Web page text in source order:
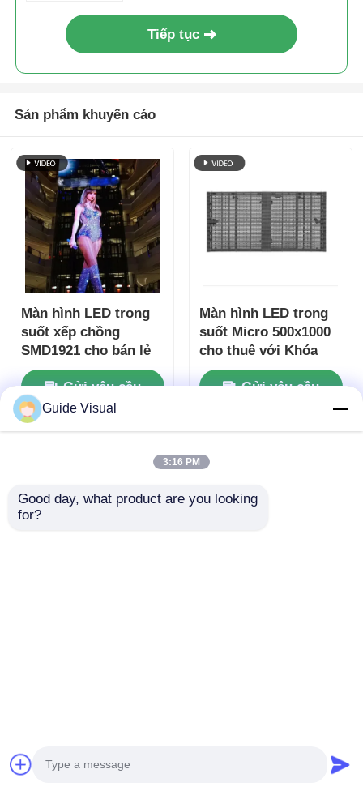
Tiếp tục
Sản phẩm khuyến cáo
Màn hình LED trong
suốt xếp chồng
SMD1921 cho bán lẻ
Gửi yêu cầu
Màn hình LED trong
suốt Micro 500x1000
cho thuê với Khóa
nhanh Tùy chỉnh
Gửi yêu cầu
Guide Visual
3:16 PM
Good day, what product are you looking
for?